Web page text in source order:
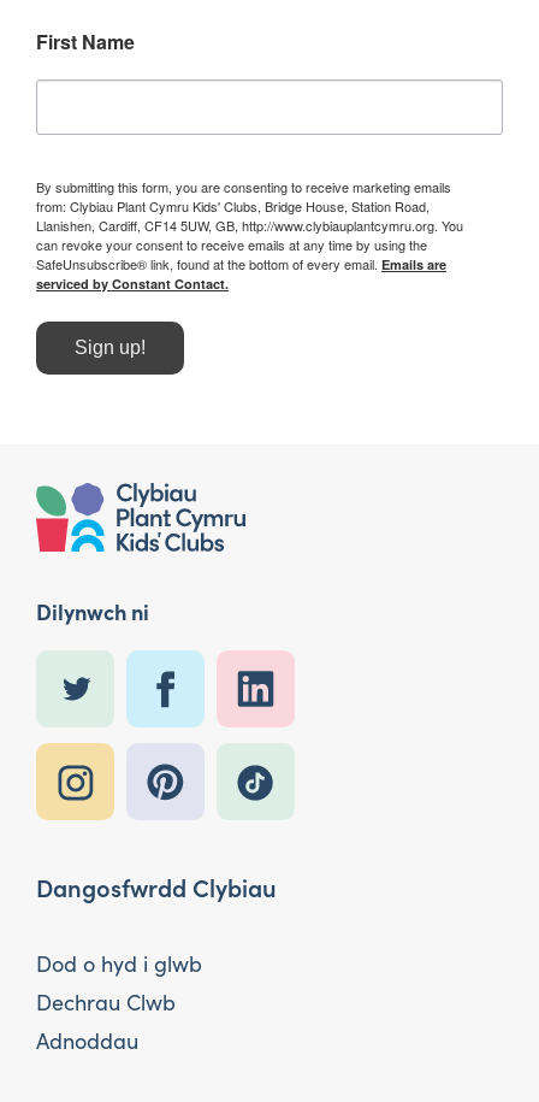
First Name
By submitting this form, you are consenting to receive marketing emails
from: Clybiau Plant Cymru Kids' Clubs, Bridge House, Station Road,
Llanishen, Cardiff, CF14 5UW, GB, http://www.clybiauplantcymru.org. You
can revoke your consent to receive emails at any time by using the
SafeUnsubscribe® link, found at the bottom of every email. Emails are
serviced by Constant Contact.
Sign up!
Dilynwch ni
Dangosfwrdd Clybiau
Dod o hyd i glwb
Dechrau Clwb
Adnoddau